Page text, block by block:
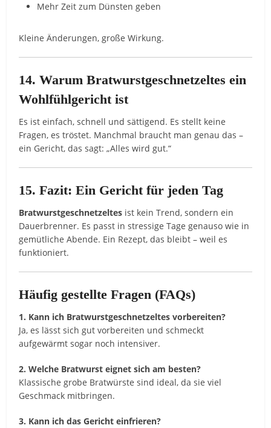
Mehr Zeit zum Dünsten geben
Kleine Änderungen, große Wirkung.
14. Warum Bratwurstgeschnetzeltes ein
Wohlfühlgericht ist
Es ist einfach, schnell und sättigend. Es stellt keine
Fragen, es tröstet. Manchmal braucht man genau das –
ein Gericht, das sagt: „Alles wird gut.“
15. Fazit: Ein Gericht für jeden Tag
Bratwurstgeschnetzeltes ist kein Trend, sondern ein
Dauerbrenner. Es passt in stressige Tage genauso wie in
gemütliche Abende. Ein Rezept, das bleibt – weil es
funktioniert.
Häufig gestellte Fragen (FAQs)
1. Kann ich Bratwurstgeschnetzeltes vorbereiten?
Ja, es lässt sich gut vorbereiten und schmeckt
aufgewärmt sogar noch intensiver.
2. Welche Bratwurst eignet sich am besten?
Klassische grobe Bratwürste sind ideal, da sie viel
Geschmack mitbringen.
3. Kann ich das Gericht einfrieren?